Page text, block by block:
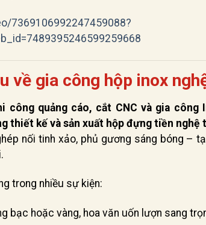
7369106992247459088?
về gia công hộp inox
công quảng cáo, cắt CNC và gia công
thiết kế và sản xuất hộp đựng tiền nghệ
nối tinh xảo, phủ gương sáng bóng –
.
trong nhiều sự kiện:
bạc hoặc vàng, hoa văn uốn lượn sang